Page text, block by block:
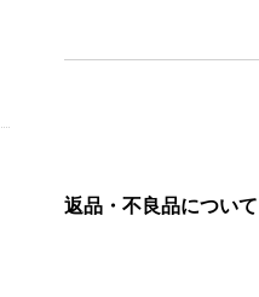
返品・不良品について